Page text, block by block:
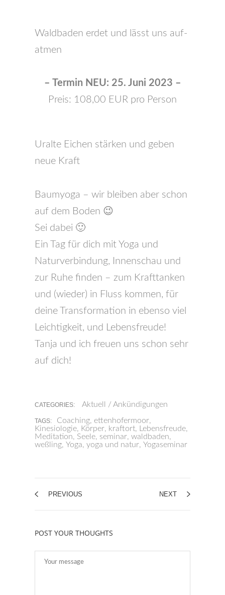
Waldbaden erdet und lässt uns auf-
atmen
– Termin NEU: 25. Juni 2023 –
Preis: 108,00 EUR pro Person
Uralte Eichen stärken und geben
neue Kraft
Baumyoga – wir bleiben aber schon
auf dem Boden 😉
Sei dabei 🙂
Ein Tag für dich mit Yoga und
Naturverbindung, Innenschau und
zur Ruhe finden – zum Krafttanken
und (wieder) in Fluss kommen, für
deine Transformation in ebenso viel
Leichtigkeit, und Lebensfreude!
Tanja und ich freuen uns schon sehr
auf dich!
CATEGORIES: Aktuell / Ankündigungen
TAGS: Coaching, ettenhofermoor,
Kinesiologie, Körper, kraftort, Lebensfreude,
Meditation, Seele, seminar, waldbaden,
weßling, Yoga, yoga und natur, Yogaseminar
PREVIOUS NEXT
POST YOUR THOUGHTS